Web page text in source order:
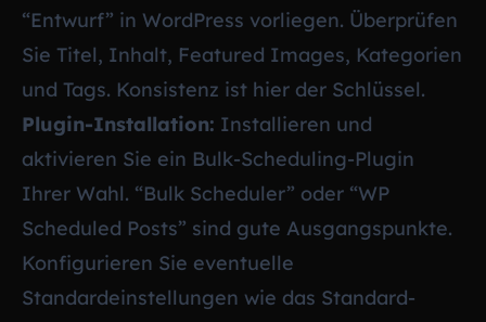
“Entwurf” in WordPress vorliegen. Überprüfen
Sie Titel, Inhalt, Featured Images, Kategorien
und Tags. Konsistenz ist hier der Schlüssel.
Plugin-Installation: Installieren und
aktivieren Sie ein Bulk-Scheduling-Plugin
Ihrer Wahl. “Bulk Scheduler” oder “WP
Scheduled Posts” sind gute Ausgangspunkte.
Konfigurieren Sie eventuelle
Standardeinstellungen wie das Standard-